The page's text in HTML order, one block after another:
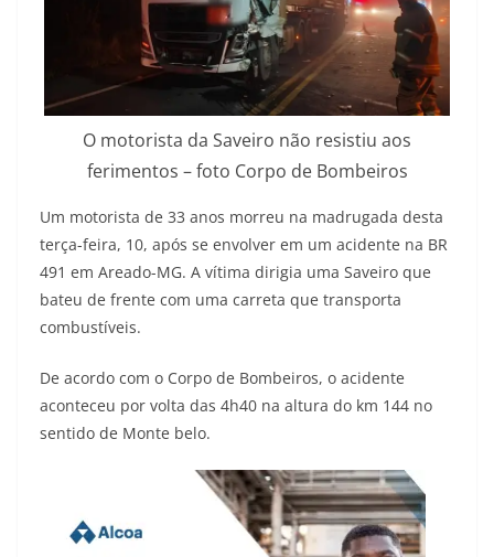
O motorista da Saveiro não resistiu aos
ferimentos – foto Corpo de Bombeiros
Um motorista de 33 anos morreu na madrugada desta
terça-feira, 10, após se envolver em um acidente na BR
491 em Areado-MG. A vítima dirigia uma Saveiro que
bateu de frente com uma carreta que transporta
combustíveis.
De acordo com o Corpo de Bombeiros, o acidente
aconteceu por volta das 4h40 na altura do km 144 no
sentido de Monte belo.